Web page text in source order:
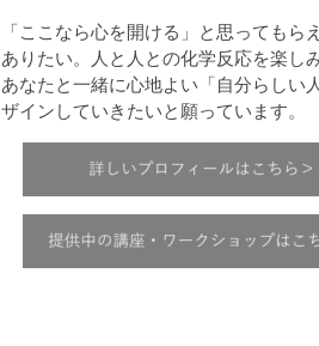
「ここなら心を開ける」と思ってもら
ありたい。人と人との化学反応を楽し
あなたと一緒に心地よい「自分らしい
ザインしていきたいと願っています。